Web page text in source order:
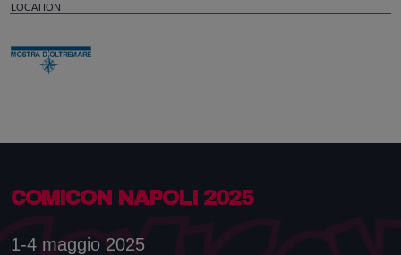
LOCATION
COMICON NAPOLI 2025
1-4 maggio 2025